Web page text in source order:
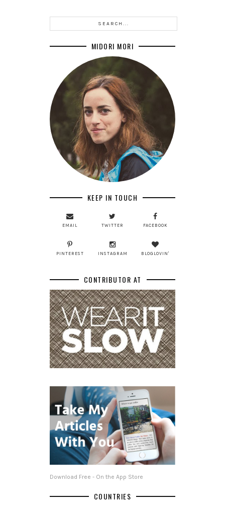
MIDORI MORI
KEEP IN TOUCH
EMAIL TWITTER FACEBOOK
PINTEREST INSTAGRAM BLOGLOVIN'
CONTRIBUTOR AT
Download Free - On the App Store
COUNTRIES